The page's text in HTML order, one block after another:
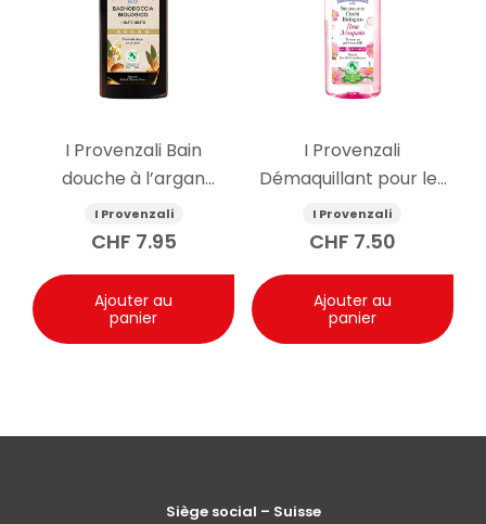
I Provenzali Bain
douche à l’argan
biologique 400ml
I Provenzali
CHF 7.95
Ajouter au
panier
I Provenzali
Démaquillant pour les
yeux à l’églantier bio
150ml
I Provenzali
CHF 7.50
Ajouter au
panier
Siège social – Suisse